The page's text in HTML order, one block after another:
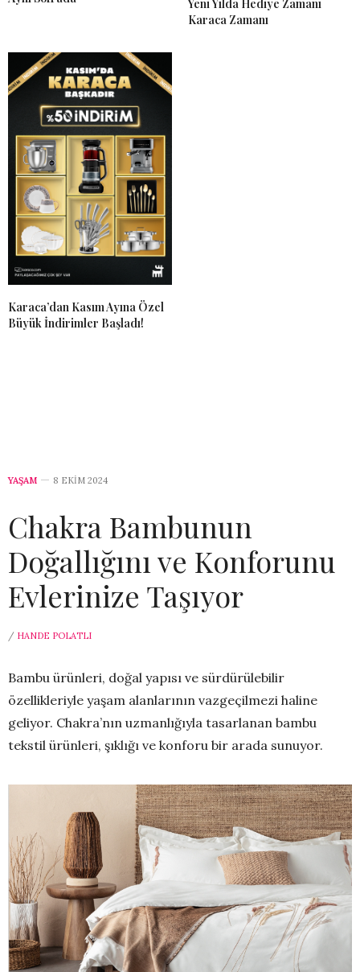
Yeni Yılda Hediye Zamanı
Karaca Zamanı
Karaca’dan Kasım Ayına Özel
Büyük İndirimler Başladı!
YAŞAM 8 EKIM 2024
Chakra Bambunun
Doğallığını ve Konforunu
Evlerinize Taşıyor
/ HANDE POLATLI
Bambu ürünleri, doğal yapısı ve sürdürülebilir
özellikleriyle yaşam alanlarının vazgeçilmezi haline
geliyor. Chakra’nın uzmanlığıyla tasarlanan bambu
tekstil ürünleri, şıklığı ve konforu bir arada sunuyor.